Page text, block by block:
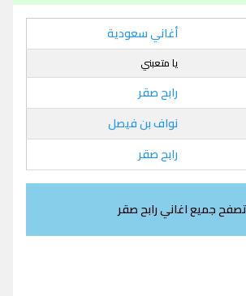
أغاني سعودية
يا متعبني
رابح صقر
نواف بن فيصل
رابح صقر
تصفح جميع اغاني رابح صقر